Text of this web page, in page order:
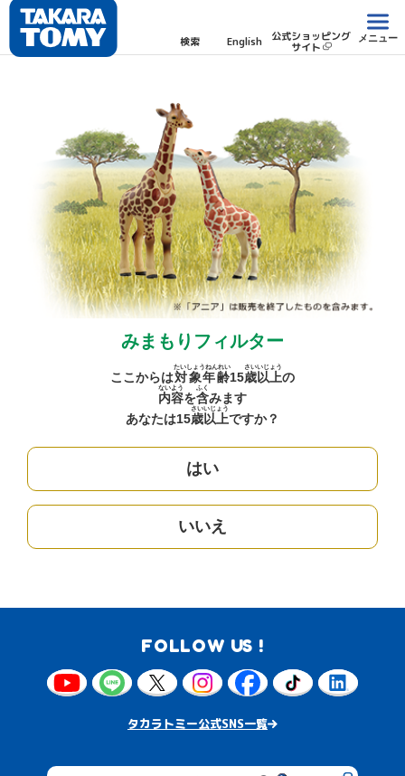
検索 English 公式ショッピング
サイト
メニュー
みまもりフィルター
ここからは対象年齢
たいしょうねんれい
15歳
さい
以上
いじょう
の
内容
ないよう
を含
ふく
みます
あなたは15歳
さい
以上
いじょう
ですか？
はい
いいえ
FOLLOW US !
タカラトミー公式SNS一覧